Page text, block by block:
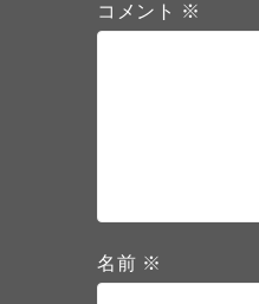
コメント ※
名前 ※